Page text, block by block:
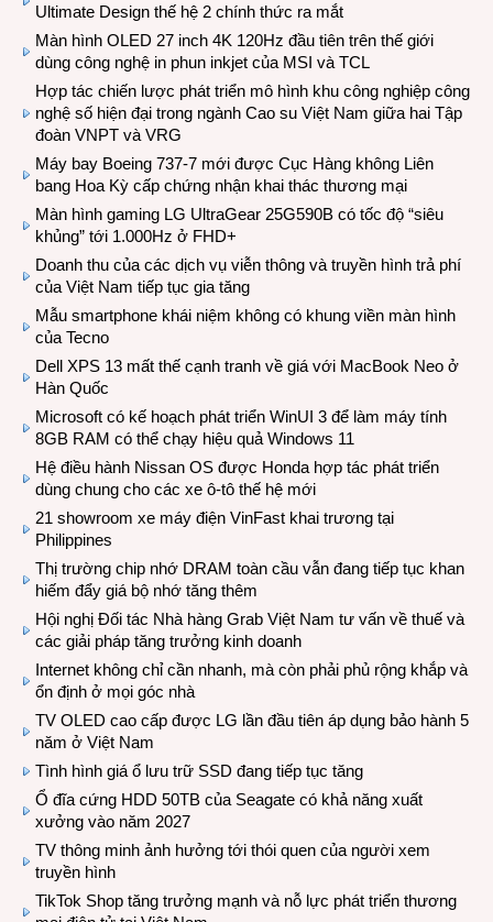
Ultimate Design thế hệ 2 chính thức ra mắt
Màn hình OLED 27 inch 4K 120Hz đầu tiên trên thế giới
dùng công nghệ in phun inkjet của MSI và TCL
Hợp tác chiến lược phát triển mô hình khu công nghiệp công
nghệ số hiện đại trong ngành Cao su Việt Nam giữa hai Tập
đoàn VNPT và VRG
Máy bay Boeing 737-7 mới được Cục Hàng không Liên
bang Hoa Kỳ cấp chứng nhận khai thác thương mại
Màn hình gaming LG UltraGear 25G590B có tốc độ “siêu
khủng” tới 1.000Hz ở FHD+
Doanh thu của các dịch vụ viễn thông và truyền hình trả phí
của Việt Nam tiếp tục gia tăng
Mẫu smartphone khái niệm không có khung viền màn hình
của Tecno
Dell XPS 13 mất thế cạnh tranh về giá với MacBook Neo ở
Hàn Quốc
Microsoft có kế hoạch phát triển WinUI 3 để làm máy tính
8GB RAM có thể chạy hiệu quả Windows 11
Hệ điều hành Nissan OS được Honda hợp tác phát triển
dùng chung cho các xe ô-tô thế hệ mới
21 showroom xe máy điện VinFast khai trương tại
Philippines
Thị trường chip nhớ DRAM toàn cầu vẫn đang tiếp tục khan
hiếm đẩy giá bộ nhớ tăng thêm
Hội nghị Đối tác Nhà hàng Grab Việt Nam tư vấn về thuế và
các giải pháp tăng trưởng kinh doanh
Internet không chỉ cần nhanh, mà còn phải phủ rộng khắp và
ổn định ở mọi góc nhà
TV OLED cao cấp được LG lần đầu tiên áp dụng bảo hành 5
năm ở Việt Nam
Tình hình giá ổ lưu trữ SSD đang tiếp tục tăng
Ổ đĩa cứng HDD 50TB của Seagate có khả năng xuất
xưởng vào năm 2027
TV thông minh ảnh hưởng tới thói quen của người xem
truyền hình
TikTok Shop tăng trưởng mạnh và nỗ lực phát triển thương